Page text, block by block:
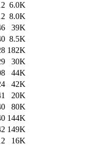
6.0K
8.0K
39K
8.5K
182K
30K
44K
42K
20K
80K
144K
149K
16K